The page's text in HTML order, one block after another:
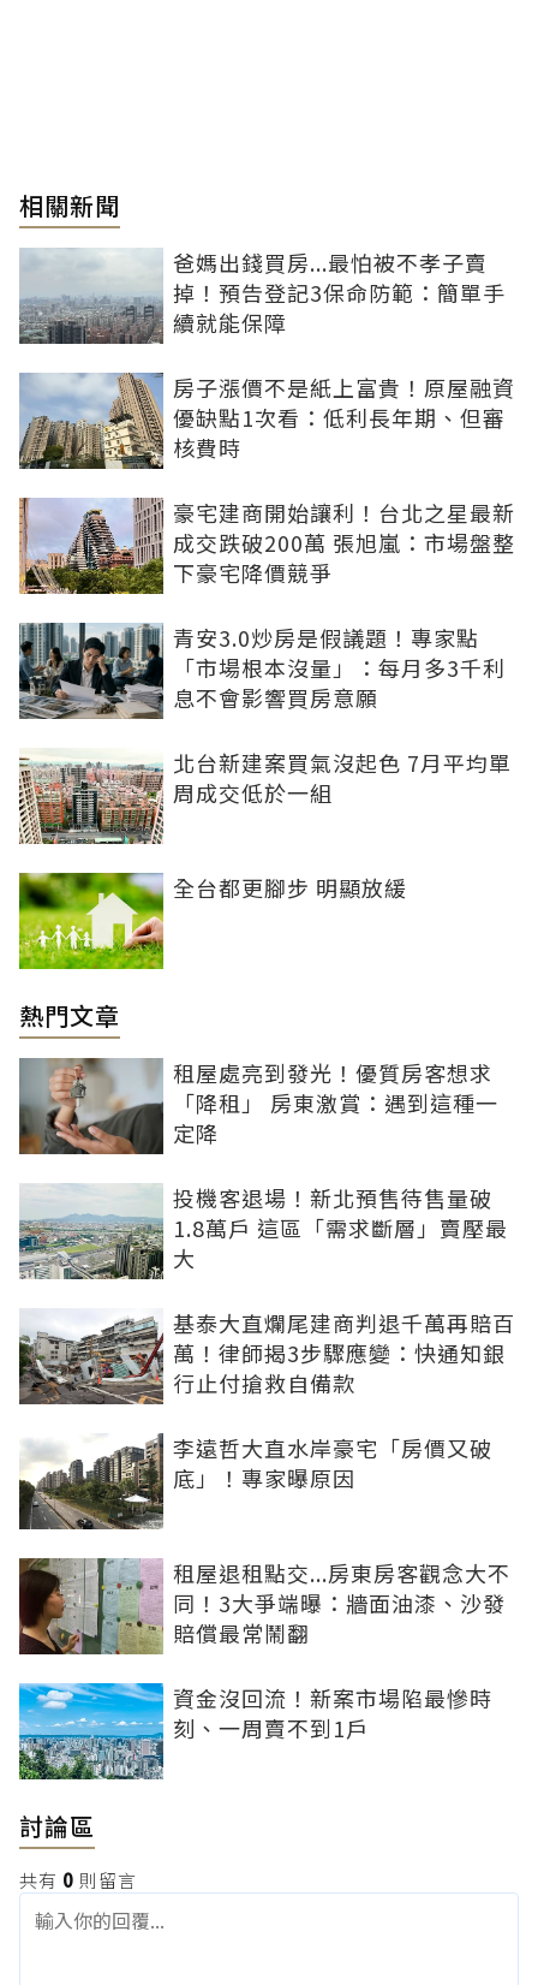
相關新聞
爸媽出錢買房...最怕被不孝子賣
掉！預告登記3保命防範：簡單手
續就能保障
房子漲價不是紙上富貴！原屋融資
優缺點1次看：低利長年期、但審
核費時
豪宅建商開始讓利！台北之星最新
成交跌破200萬 張旭嵐：市場盤整
下豪宅降價競爭
青安3.0炒房是假議題！專家點
「市場根本沒量」：每月多3千利
息不會影響買房意願
北台新建案買氣沒起色 7月平均單
周成交低於一組
全台都更腳步 明顯放緩
熱門文章
租屋處亮到發光！優質房客想求
「降租」 房東激賞：遇到這種一
定降
投機客退場！新北預售待售量破
1.8萬戶 這區「需求斷層」賣壓最
大
基泰大直爛尾建商判退千萬再賠百
萬！律師揭3步驟應變：快通知銀
行止付搶救自備款
李遠哲大直水岸豪宅「房價又破
底」！專家曝原因
租屋退租點交...房東房客觀念大不
同！3大爭端曝：牆面油漆、沙發
賠償最常鬧翻
資金沒回流！新案市場陷最慘時
刻、一周賣不到1戶
討論區
共有 0 則留言